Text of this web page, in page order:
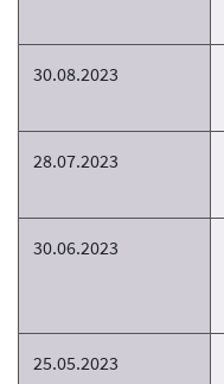
30.08.2023
28.07.2023
30.06.2023
25.05.2023